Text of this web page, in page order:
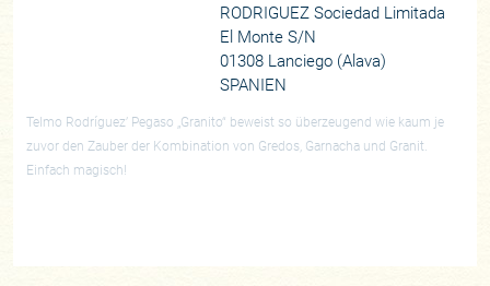
RODRIGUEZ Sociedad Limitada
El Monte S/N
01308 Lanciego (Alava)
SPANIEN
Telmo Rodríguez’ Pegaso „Granito“ beweist so überzeugend wie kaum je
zuvor den Zauber der Kombination von Gredos, Garnacha und Granit.
Einfach magisch!